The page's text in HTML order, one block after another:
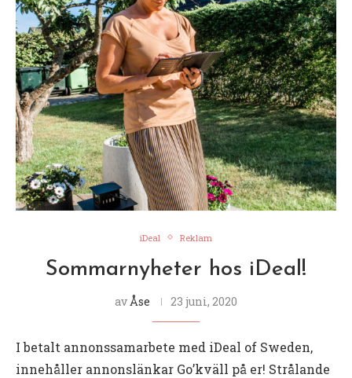
iDeal Reklam
Sommarnyheter hos iDeal!
av Åse 23 juni, 2020
I betalt annonssamarbete med iDeal of Sweden,
innehåller annonslänkar Go’kväll på er! Strålande